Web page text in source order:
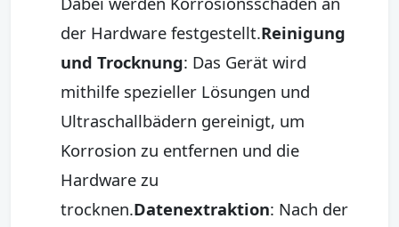
der Hardware festgestellt.Reinigung
und Trocknung: Das Gerät wird
mithilfe spezieller Lösungen und
Ultraschallbädern gereinigt, um
Korrosion zu entfernen und die
Hardware zu
trocknen.Datenextraktion: Nach der